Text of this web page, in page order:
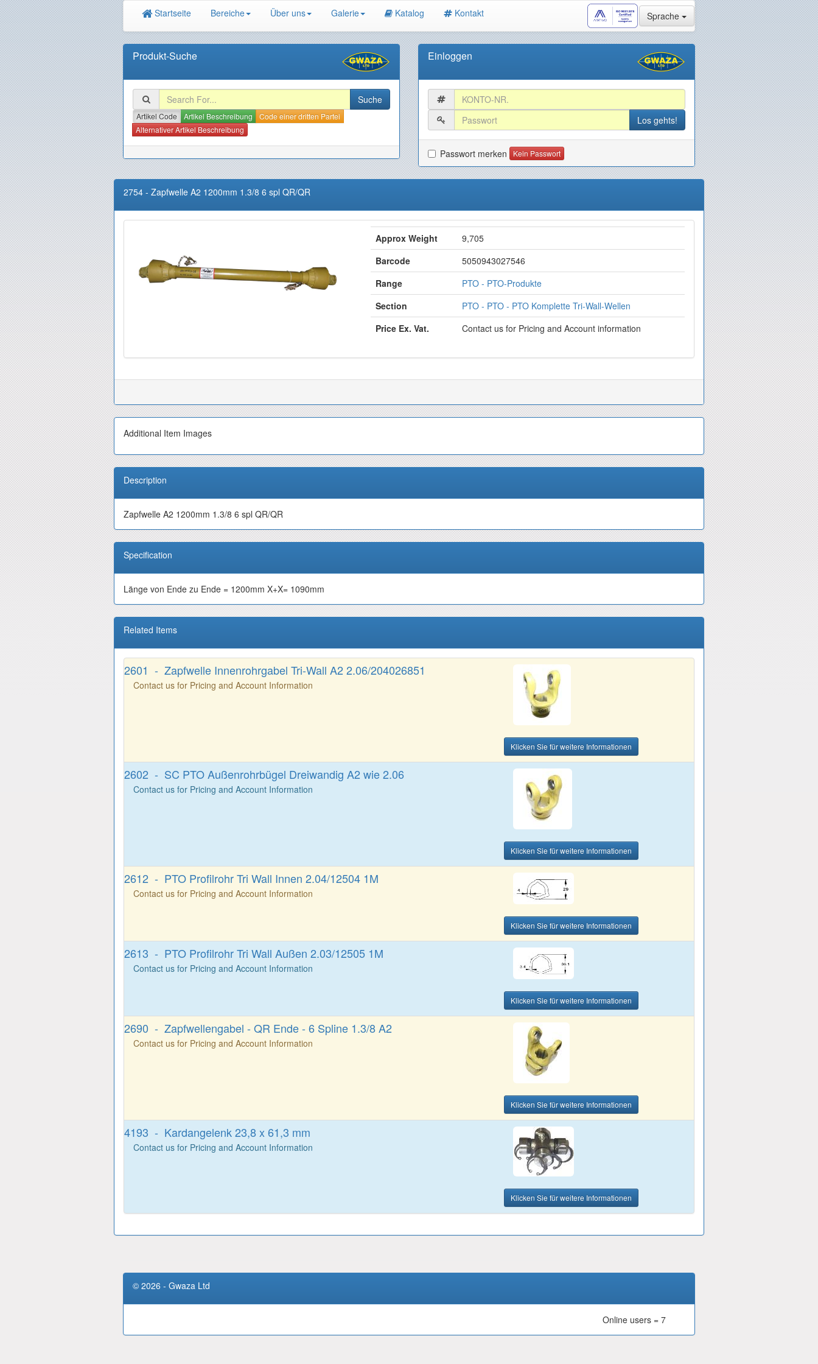
Startseite Bereiche Über uns Galerie Katalog Kontakt Sprache
Produkt-Suche
Artikel Code Artikel Beschreibung
Code einer dritten Partei
Alternativer Artikel Beschreibung
Einloggen
Passwort merken Kein Passwort
2754 - Zapfwelle A2 1200mm 1.3/8 6 spl QR/QR
Approx Weight
9,705
Barcode
5050943027546
Range
PTO - PTO-Produkte
Section
PTO - PTO - PTO Komplette Tri-Wall-Wellen
Price Ex. Vat.
Contact us for Pricing and Account information
Additional Item Images
Description
Zapfwelle A2 1200mm 1.3/8 6 spl QR/QR
Specification
Länge von Ende zu Ende = 1200mm X+X= 1090mm
Related Items
2601 - Zapfwelle Innenrohrgabel Tri-Wall A2 2.06/204026851
Contact us for Pricing and Account Information
Klicken Sie für weitere Informationen
2602 - SC PTO Außenrohrbügel Dreiwandig A2 wie 2.06
Contact us for Pricing and Account Information
Klicken Sie für weitere Informationen
2612 - PTO Profilrohr Tri Wall Innen 2.04/12504 1M
Contact us for Pricing and Account Information
Klicken Sie für weitere Informationen
2613 - PTO Profilrohr Tri Wall Außen 2.03/12505 1M
Contact us for Pricing and Account Information
Klicken Sie für weitere Informationen
2690 - Zapfwellengabel - QR Ende - 6 Spline 1.3/8 A2
Contact us for Pricing and Account Information
Klicken Sie für weitere Informationen
4193 - Kardangelenk 23,8 x 61,3 mm
Contact us for Pricing and Account Information
Klicken Sie für weitere Informationen
© 2026 - Gwaza Ltd
Online users = 7